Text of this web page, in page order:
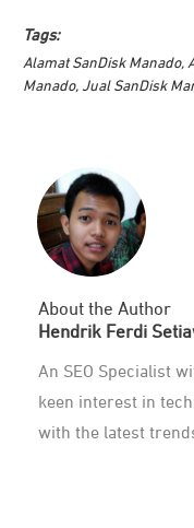
Tags:
Alamat SanDisk Manado,
Manado, Jual SanDisk
About the Author
Hendrik Ferdi
An SEO Specialist
keen interest in
with the latest